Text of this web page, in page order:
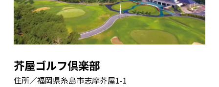
芥屋ゴルフ倶楽部
住所／福岡県糸島市志摩芥屋1-1